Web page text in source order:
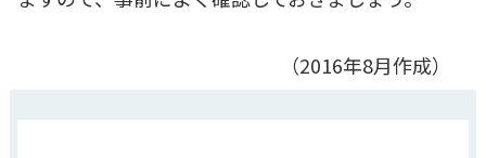
（2016年8月作成）